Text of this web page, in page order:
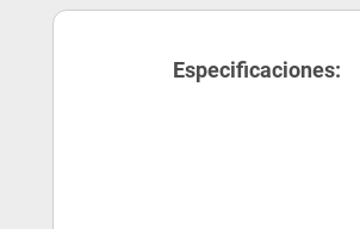
Especificaciones: